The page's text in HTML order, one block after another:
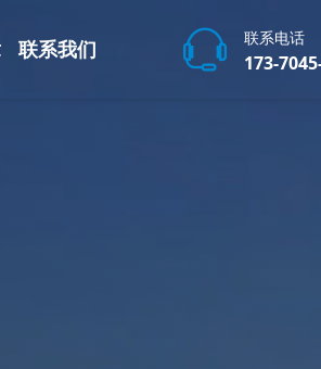
联系我们 联系电话
173-